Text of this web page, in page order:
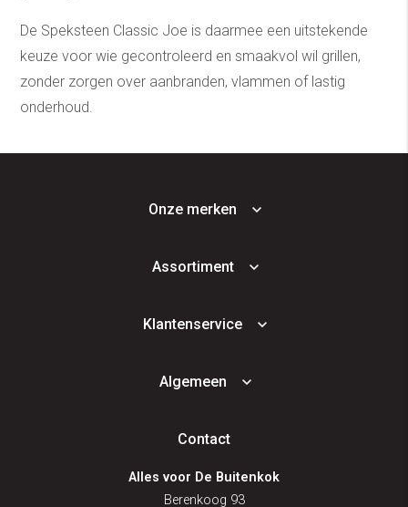
De Speksteen Classic Joe is daarmee een uitstekende
keuze voor wie gecontroleerd en smaakvol wil grillen,
zonder zorgen over aanbranden, vlammen of lastig
onderhoud.
Onze merken
Assortiment
Klantenservice
Algemeen
Contact
Alles voor De Buitenkok
Berenkoog 93